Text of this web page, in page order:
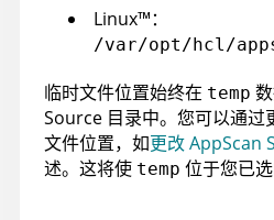
Linux™：
/var/opt/hcl/
临时文件位置始终在 temp
Source 目录中。您可以通
文件位置，如更改 AppScan
述。这将使 temp 位于您已